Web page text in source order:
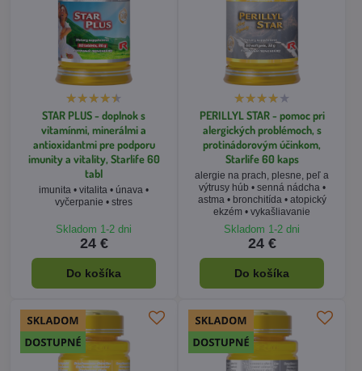
STAR PLUS - doplnok s
vitamínmi, minerálmi a
antioxidantmi pre podporu
imunity a vitality, Starlife 60
tabl
imunita • vitalita • únava •
vyčerpanie • stres
Skladom 1-2 dni
24 €
Do košíka
PERILLYL STAR - pomoc pri
alergických problémoch, s
protinádorovým účinkom,
Starlife 60 kaps
alergie na prach, plesne, peľ a
výtrusy húb • senná nádcha •
astma • bronchitída • atopický
ekzém • vykašliavanie
Skladom 1-2 dni
24 €
Do košíka
Predvoľby súkromia
Cookies používame na zlepšenie vašej návštevy tejto webovej
stránky, analýzu jej výkonnosti a zhromažďovanie údajov o jej
používaní. Na tento účel môžeme použiť nástroje a služby
partnerom v EÚ, USA alebo iných krajinách. Kliknutím na
„Prijať všetky cookies“ vyjadrujete svoj súhlas s týmto
spracovaním. Nižšie môžete nájsť podrobné informácie alebo
upraviť svoje preferencie.